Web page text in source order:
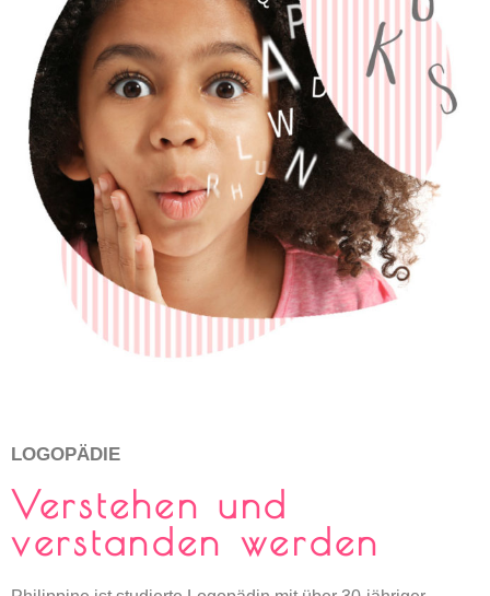
LOGOPÄDIE
Verstehen und
verstanden werden